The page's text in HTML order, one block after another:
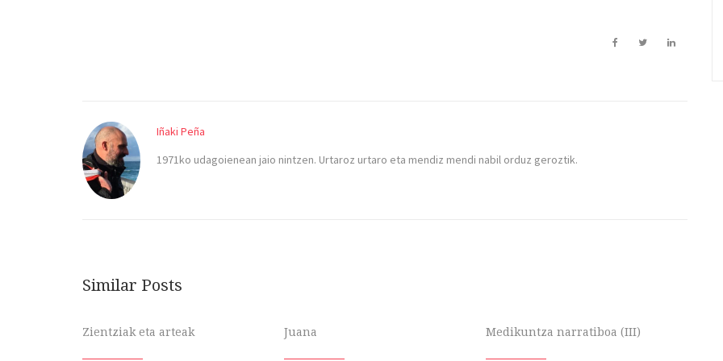
Iñaki Peña
1971ko udagoienean jaio nintzen. Urtaroz urtaro eta mendiz mendi nabil orduz geroztik.
Similar Posts
Zientziak eta arteak Juana Medikuntza narratiboa (III)